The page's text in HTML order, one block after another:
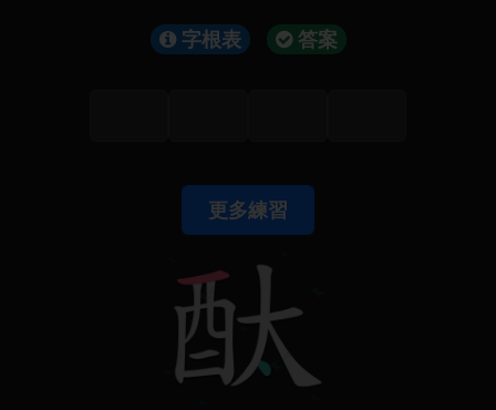
字根表 答案
更多練習